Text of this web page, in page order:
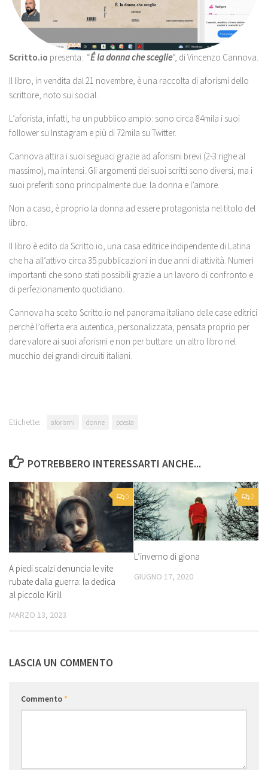
Scritto.io presenta: “É la donna che sceglie”, di Vincenzo Cannova.
Il libro, in vendita dal 21 novembre, è una raccolta di aforismi dello
scrittore, noto sui social.
L’aforista, infatti, ha un pubblico ampio: sono circa 84mila i suoi
follower su Instagram e più di 72mila su Twitter.
Cannova attira i suoi seguaci grazie ad aforismi brevi (2-3 righe al
massimo), ma intensi. Gli argomenti dei suoi scritti sono diversi, ma i
suoi preferiti sono principalmente due: la donna e l’amore.
Non a caso, è proprio la donna ad essere protagonista nel titolo del
libro.
Il libro è edito da Scritto.io, una casa editrice indipendente di Latina
che ha all’attivo circa 35 pubblicazioni in due anni di attività. Numeri
importanti che sono stati possibili grazie a un lavoro di confronto e
di perfezionamento quotidiano.
Cannova ha scelto Scritto.io nel panorama italiano delle case editrici
perchè l’offerta era autentica, personalizzata, pensata proprio per
dare valore ai suoi aforismi e non per buttare un altro libro nel
mucchio dei grandi circuiti italiani.
Etichette: aforismi donne poesia
POTREBBERO INTERESSARTI ANCHE...
0
A piedi scalzi denuncia le vite
rubate dalla guerra: la dedica
al piccolo Kirill
MARZO 13, 2023
2
L’inverno di giona
GIUGNO 17, 2020
LASCIA UN COMMENTO
Commento*